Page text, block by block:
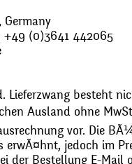
Germany
+49 (0)3641 442065
Lieferzwang besteht
Ausland ohne
vor. Die
jedoch im
der Bestellung E-Mail